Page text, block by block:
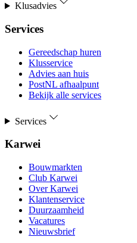
Klusadvies
Services
Gereedschap huren
Klusservice
Advies aan huis
PostNL afhaalpunt
Bekijk alle services
Services
Karwei
Bouwmarkten
Club Karwei
Over Karwei
Klantenservice
Duurzaamheid
Vacatures
Nieuwsbrief